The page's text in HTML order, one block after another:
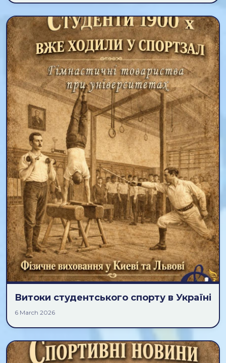
Витоки студентського спорту в Україні
6 March 2026